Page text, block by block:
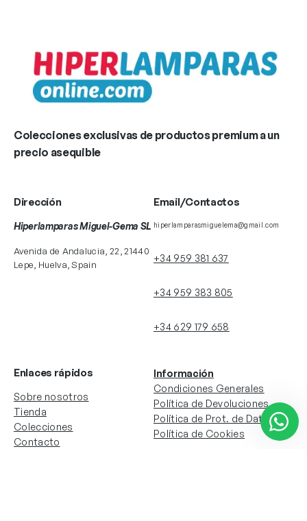
Colecciones exclusivas de productos premium a un
precio asequible
Dirección
Hiperlamparas Miguel-Gema SL
Avenida de Andalucia, 22, 21440
Lepe, Huelva, Spain
Email/Contactos
hiperlamparasmiguelema@gmail.com
+34 959 381 637
+34 959 383 805
+34 629 179 658
Enlaces rápidos
Sobre nosotros
Tienda
Colecciones
Contacto
Información
Condiciones Generales
Política de Devoluciones
Política de Prot. de Datos
Política de Cookies